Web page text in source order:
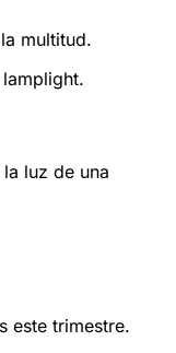
multitud.
luz de una
este trimestre.